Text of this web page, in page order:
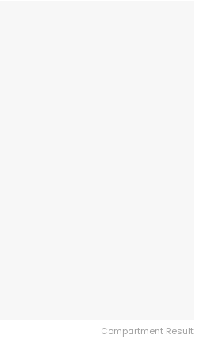
Compartment Result